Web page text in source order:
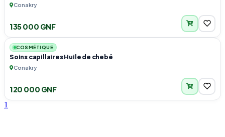
Conakry
135 000 GNF
COSMÉTIQUE
Soins capillaires Huile de chebé
Conakry
120 000 GNF
1